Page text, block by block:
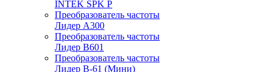
INTEK SPK P
Преобразователь частоты
Лидер А300
Преобразователь частоты
Лидер B601
Преобразователь частоты
Лидер В-61 (Мини)